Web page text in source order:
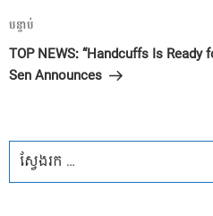
អត្ថបទ
បន្ទាប់
បន្ទាប់
TOP NEWS: “Handcuffs Is Ready
Sen Announces